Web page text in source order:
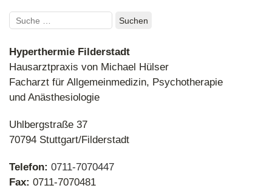
Suchen
nach:
Hyperthermie Filderstadt
Hausarztpraxis von Michael Hülser
Facharzt für Allgemeinmedizin, Psychotherapie
und Anästhesiologie
Uhlbergstraße 37
70794 Stuttgart/Filderstadt
Telefon: 0711-7070447
Fax: 0711-7070481